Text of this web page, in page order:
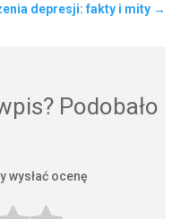
depresji: fakty i mity →
Podobało
wysłać ocenę